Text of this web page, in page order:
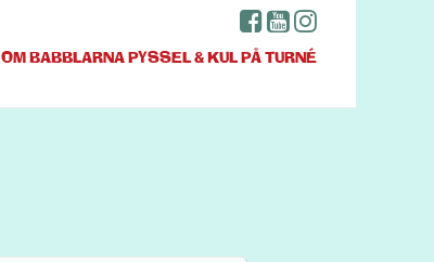
OM BABBLARNAPYSSEL & KULPÅ TURNÉ